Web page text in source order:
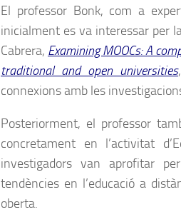
El professor Bonk, com a
inicialment es va interessar per
Cabrera, Examining MOOCs: A
traditional and open universities
connexions amb les
Posteriorment, el professor
concretament en l’activitat
investigadors van aprofitar
tendències en l’educació a
oberta.